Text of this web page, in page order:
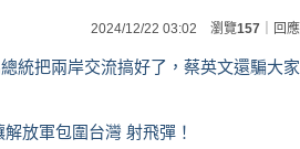
2024/12/22 03:02 瀏覽157 ｜回應
統把兩岸交流搞好了，蔡英文還騙大
放軍包圍台灣 射飛彈！